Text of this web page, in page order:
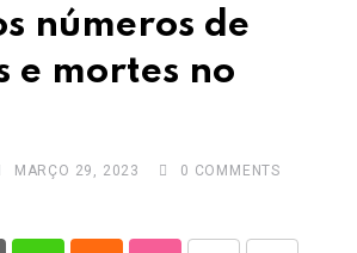
números de
e mortes no
MARÇO 29, 2023 0 COMMENTS